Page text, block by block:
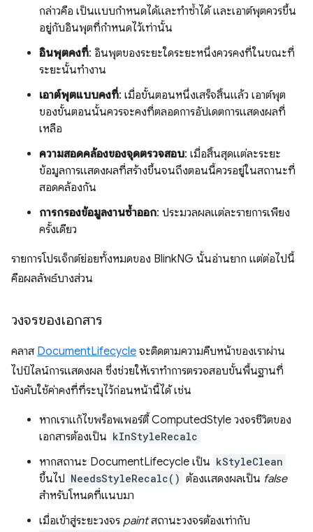
กล่าวคือ เป็นแบบกำหนดได้และทําซ้ำได้ และเอาต์พุตควรขึ้น
อยู่กับอินพุตที่กําหนดไว้เท่านั้น
อินพุตคงที่: อินพุตของระยะใดระยะหนึ่งควรคงที่ในขณะที่
ระยะนั้นทํางาน
เอาต์พุตแบบคงที่: เมื่อขั้นตอนหนึ่งเสร็จสิ้นแล้ว เอาต์พุต
ของขั้นตอนนั้นควรจะคงที่ตลอดการอัปเดตการแสดงผลที่
เหลือ
ความสอดคล้องของจุดตรวจสอบ: เมื่อสิ้นสุดแต่ละระยะ
ข้อมูลการแสดงผลที่สร้างขึ้นจนถึงตอนนี้ควรอยู่ในสถานะที่
สอดคล้องกัน
การกรองข้อมูลงานซ้ำออก: ประมวลผลแต่ละรายการเพียง
ครั้งเดียว
รายการโปรเจ็กต์ย่อยทั้งหมดของ BlinkNG นั้นอ่านยาก แต่ต่อไปนี้
คือผลลัพธ์บางส่วน
วงจรของเอกสาร
คลาส DocumentLifecycle จะติดตามความคืบหน้าของเราผ่าน
ไปป์ไลน์การแสดงผล ซึ่งช่วยให้เราทำการตรวจสอบขั้นพื้นฐานที่
บังคับใช้ค่าคงที่ที่ระบุไว้ก่อนหน้านี้ได้ เช่น
หากเราแก้ไขพร็อพเพอร์ตี้ ComputedStyle วงจรชีวิตของ
เอกสารต้องเป็น kInStyleRecalc
หากสถานะ DocumentLifecycle เป็น kStyleClean
ขึ้นไป NeedsStyleRecalc() ต้องแสดงผลเป็น false
สำหรับโหนดที่แนบมา
เมื่อเข้าสู่ระยะวงจร paintสถานะวงจรต้องเท่ากับ